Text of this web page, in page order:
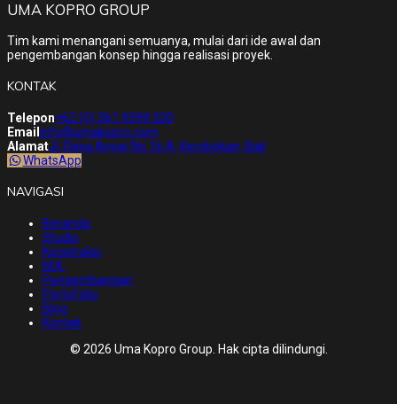
UMA KOPRO GROUP
Tim kami menangani semuanya, mulai dari ide awal dan
pengembangan konsep hingga realisasi proyek.
KONTAK
Telepon+62 (0) 361 9399 320
Email info@umakopro.com
AlamatJl. Raya Anyar No.16 A, Kerobokan, Bali
WhatsApp
NAVIGASI
Beranda
Studio
Konstruksi
M.K.
Pengembangan
Portofolio
Blog
Kontak
© 2026 Uma Kopro Group. Hak cipta dilindungi.